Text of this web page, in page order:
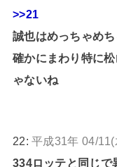
>>21
誠也はめっちゃめ
確かにまわり特に
ゃないね
22:平成31年 04/
334ロッテと同じ